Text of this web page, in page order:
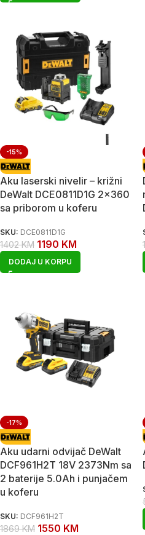
-15%
Aku laserski nivelir – križni
DeWalt DCE0811D1G 2×360
sa priborom u koferu
SKU: DCE0811D1G
1402KM 1190 KM
DODAJ U KORPU
-17%
Aku udarni odvijač DeWalt
DCF961H2T 18V 2373Nm sa
2 baterije 5.0Ah i punjačem
u koferu
SKU: DCF961H2T
1869KM 1550 KM